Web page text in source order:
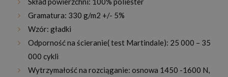
Gramatura: 330 g/m2 +/- 5%
Wzór: gładki
Odporność na ścieranie( test Martindale): 25 000 – 35
000 cykli
Wytrzymałość na rozciąganie: osnowa 1450 -1600 N,